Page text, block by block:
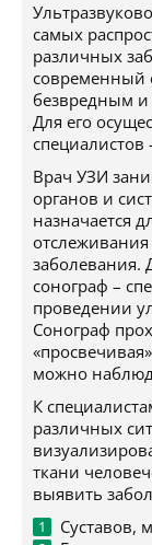
самых
различных
современный
безвредным и
Для его
Врач УЗИ
органов и
назначается
заболевания.
сонограф –
проведении
Сонограф
можно
К
различных
ткани
выявить
Суставов,